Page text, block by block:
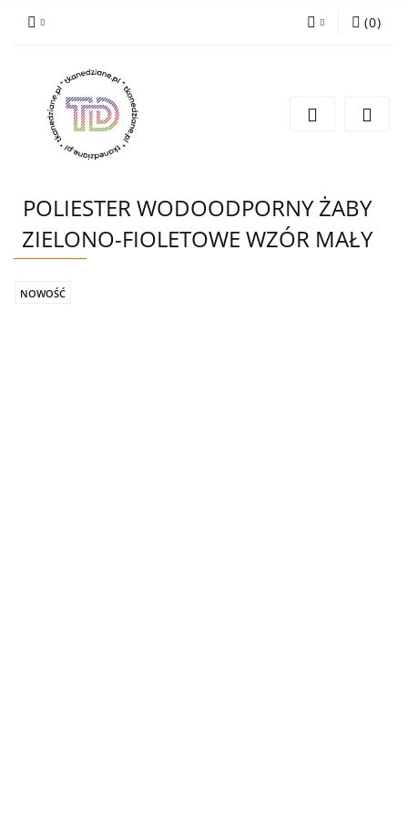
Wyślij e-mail
(0)
POLIESTER WODOODPORNY ŻABY
ZIELONO-FIOLETOWE WZÓR MAŁY
NOWOŚĆ